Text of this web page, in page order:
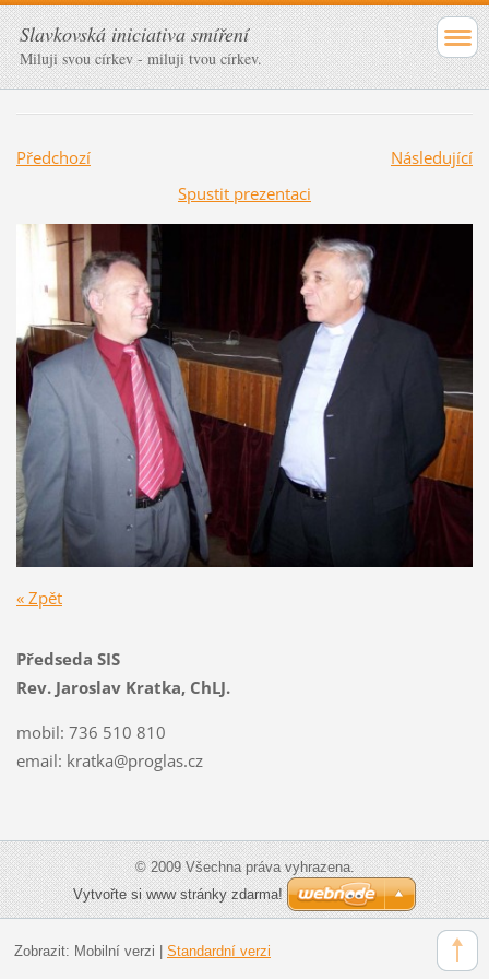
Slavkovská iniciativa smíření
Miluji svou církev - miluji tvou církev.
Předchozí
Následující
Spustit prezentaci
« Zpět
Předseda SIS
Rev. Jaroslav Kratka, ChLJ.
mobil: 736 510 810
email: kratka@proglas.cz
© 2009 Všechna práva vyhrazena.
Vytvořte si www stránky zdarma!
Zobrazit: Mobilní verzi Standardní verzi